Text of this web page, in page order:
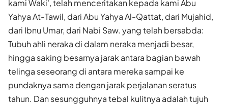
kami Waki', telah menceritakan kepada kami Abu
Yahya At-Tawil, dari Abu Yahya Al-Qattat, dari Mujahid,
dari Ibnu Umar, dari Nabi Saw. yang telah bersabda:
Tubuh ahli neraka di dalam neraka menjadi besar,
hingga saking besarnya jarak antara bagian bawah
telinga seseorang di antara mereka sampai ke
pundaknya sama dengan jarak perjalanan seratus
tahun. Dan sesungguhnya tebal kulitnya adalah tujuh